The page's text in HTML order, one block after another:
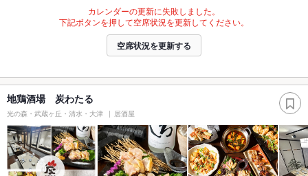
カレンダーの更新に失敗しました。
下記ボタンを押して空席状況を更新してください。
空席状況を更新する
地鶏酒場 炭わたる
光の森・武蔵ヶ丘・清水・大津 居酒屋